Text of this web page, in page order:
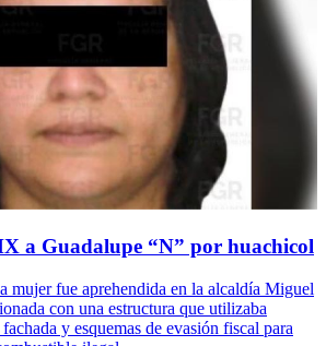
a Guadalupe “N” por huachicol
mujer fue aprehendida en la alcaldía Miguel
con una estructura que utilizaba
y esquemas de evasión fiscal para